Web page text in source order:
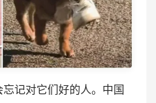
记对它们好的人。中国